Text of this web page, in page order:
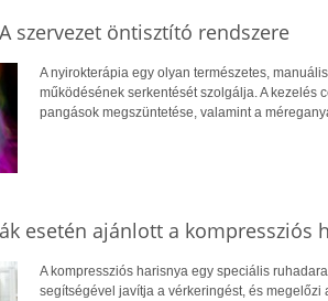
szervezet öntisztító rendszere
A nyirokterápia egy olyan természetes,
működésének serkentését szolgálja. A kezelés
pangások megszüntetése, valamint a
esetén ajánlott a kompressziós
A kompressziós harisnya egy speciális
segítségével javítja a vérkeringést, és